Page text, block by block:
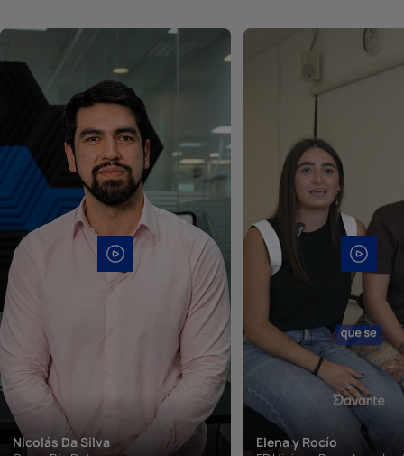
Nicolás Da Silva
Elena y Rocío